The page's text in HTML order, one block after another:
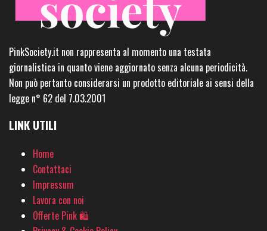
PinkSociety.it non rappresenta al momento una testata
giornalistica in quanto viene aggiornato senza alcuna periodicità.
Non può pertanto considerarsi un prodotto editoriale ai sensi della
legge n° 62 del 7.03.2001
LINK UTILI
Home
Contattaci
Impressum
Lavora con noi
Offerte Pink 🛍